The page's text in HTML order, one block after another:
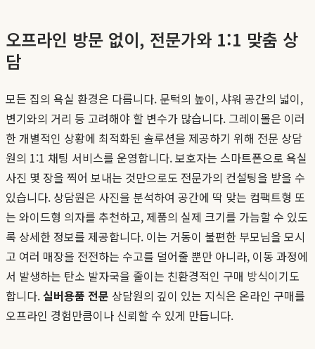
오프라인 방문 없이, 전문가와 1:1 맞춤 상
담
모든 집의 욕실 환경은 다릅니다. 문턱의 높이, 샤워 공간의 넓이,
변기와의 거리 등 고려해야 할 변수가 많습니다. 그레이몰은 이러
한 개별적인 상황에 최적화된 솔루션을 제공하기 위해 전문 상담
원의 1:1 채팅 서비스를 운영합니다. 보호자는 스마트폰으로 욕실
사진 몇 장을 찍어 보내는 것만으로도 전문가의 컨설팅을 받을 수
있습니다. 상담원은 사진을 분석하여 공간에 딱 맞는 컴팩트형 또
는 와이드형 의자를 추천하고, 제품의 실제 크기를 가늠할 수 있도
록 상세한 정보를 제공합니다. 이는 거동이 불편한 부모님을 모시
고 여러 매장을 전전하는 수고를 덜어줄 뿐만 아니라, 이동 과정에
서 발생하는 탄소 발자국을 줄이는 친환경적인 구매 방식이기도
합니다.실버용품 전문 상담원의 깊이 있는 지식은 온라인 구매를
오프라인 경험만큼이나 신뢰할 수 있게 만듭니다.